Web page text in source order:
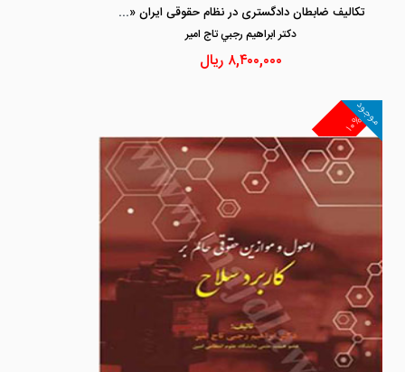
تکالیف ضابطان دادگستری در نظام حقوقی ایران «باز چاپ1402»
دكتر ابراهيم رجبي تاج امير
۸,۴۰۰,۰۰۰ ریال
۱۰%
موجود